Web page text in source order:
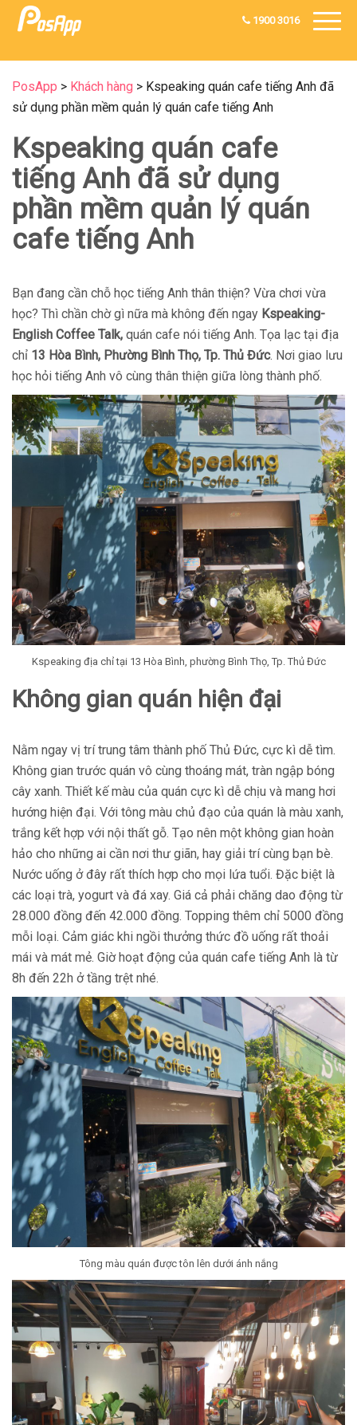
1900 3016
PosApp > Khách hàng > Kspeaking quán cafe tiếng Anh đã
sử dụng phần mềm quản lý quán cafe tiếng Anh
Kspeaking quán cafe
tiếng Anh đã sử dụng
phần mềm quản lý quán
cafe tiếng Anh
Bạn đang cần chỗ học tiếng Anh thân thiện? Vừa chơi vừa
học? Thì chần chờ gì nữa mà không đến ngay Kspeaking-
English Coffee Talk, quán cafe nói tiếng Anh. Tọa lạc tại địa
chỉ 13 Hòa Bình, Phường Bình Thọ, Tp. Thủ Đức. Nơi giao lưu
học hỏi tiếng Anh vô cùng thân thiện giữa lòng thành phố.
Kspeaking địa chỉ tại 13 Hòa Bình, phường Bình Thọ, Tp. Thủ Đức
Không gian quán hiện đại
Nằm ngay vị trí trung tâm thành phố Thủ Đức, cực kì dễ tìm.
Không gian trước quán vô cùng thoáng mát, tràn ngập bóng
cây xanh. Thiết kế màu của quán cực kì dễ chịu và mang hơi
hướng hiện đại. Với tông màu chủ đạo của quán là màu xanh,
trắng kết hợp với nội thất gỗ. Tạo nên một không gian hoàn
hảo cho những ai cần nơi thư giãn, hay giải trí cùng bạn bè.
Nước uống ở đây rất thích hợp cho mọi lứa tuổi. Đặc biệt là
các loại trà, yogurt và đá xay. Giá cả phải chăng dao động từ
28.000 đồng đến 42.000 đồng. Topping thêm chỉ 5000 đồng
mỗi loại. Cảm giác khi ngồi thưởng thức đồ uống rất thoải
mái và mát mẻ. Giờ hoạt động của quán cafe tiếng Anh là từ
8h đến 22h ở tầng trệt nhé.
Tông màu quán được tôn lên dưới ánh nắng